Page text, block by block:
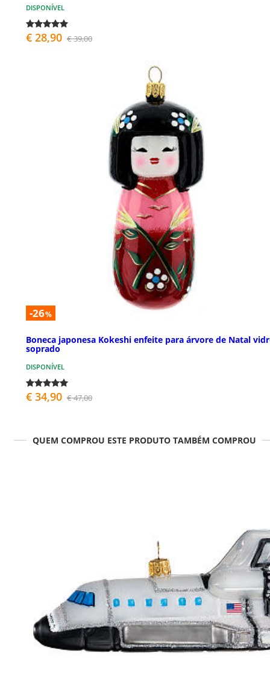
DISPONÍVEL
€ 28,90 € 39,00
-26%
Boneca japonesa Kokeshi enfeite para árvore de Natal
soprado
DISPONÍVEL
€ 34,90 € 47,00
QUEM COMPROU ESTE PRODUTO TAMBÉM COMPROU